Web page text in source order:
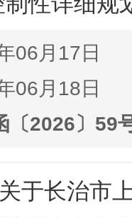
06月17日
06月18日
〔2026〕59
于长治市